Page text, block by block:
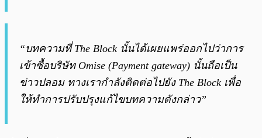
“บทความที่ The Block นั้นได้เผยแพร่ออกไปว่าการ
เข้าซื้อบริษัท Omise (Payment gateway) นั้นถือเป็น
ข่าวปลอม ทางเรากำลังติดต่อไปยัง The Block เพื่อ
ให้ทำการปรับปรุงแก้ไขบทความดังกล่าว”